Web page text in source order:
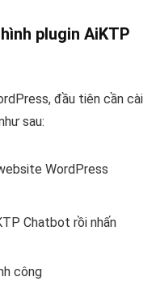
plugin AiKTP
đầu tiên cần cài
sau:
WordPress
Chatbot rồi nhấn
công